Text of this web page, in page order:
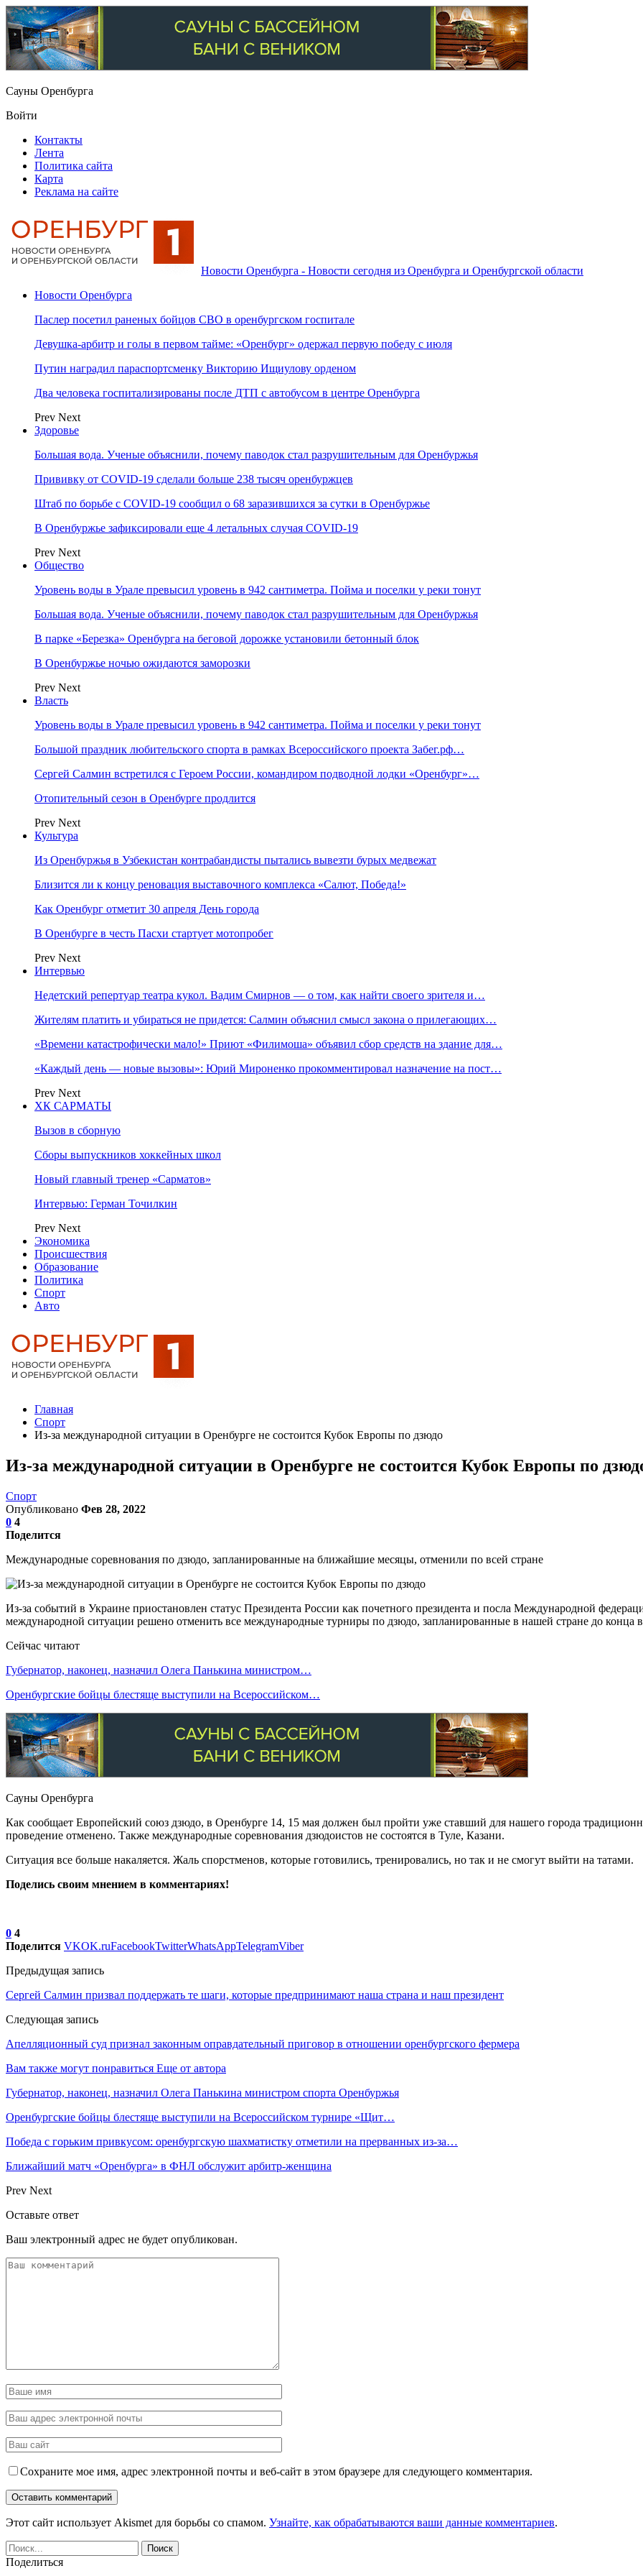
Сауны Оренбурга
Войти
Контакты
Лента
Политика сайта
Карта
Реклама на сайте
Новости Оренбурга - Новости сегодня из Оренбурга и Оренбургской области
Новости Оренбурга
Паслер посетил раненых бойцов СВО в оренбургском госпитале
Девушка-арбитр и голы в первом тайме: «Оренбург» одержал первую победу с июля
Путин наградил параспортсменку Викторию Ищиулову орденом
Два человека госпитализированы после ДТП с автобусом в центре Оренбурга
Prev Next
Здоровье
Большая вода. Ученые объяснили, почему паводок стал разрушительным для Оренбуржья
Прививку от COVID-19 сделали больше 238 тысяч оренбуржцев
Штаб по борьбе с СOVID-19 сообщил о 68 заразившихся за сутки в Оренбуржье
В Оренбуржье зафиксировали еще 4 летальных случая COVID-19
Prev Next
Общество
Уровень воды в Урале превысил уровень в 942 сантиметра. Пойма и поселки у реки тонут
Большая вода. Ученые объяснили, почему паводок стал разрушительным для Оренбуржья
В парке «Березка» Оренбурга на беговой дорожке установили бетонный блок
В Оренбуржье ночью ожидаются заморозки
Prev Next
Власть
Уровень воды в Урале превысил уровень в 942 сантиметра. Пойма и поселки у реки тонут
Большой праздник любительского спорта в рамках Всероссийского проекта Забег.рф…
Сергей Салмин встретился с Героем России, командиром подводной лодки «Оренбург»…
Отопительный сезон в Оренбурге продлится
Prev Next
Культура
Из Оренбуржья в Узбекистан контрабандисты пытались вывезти бурых медвежат
Близится ли к концу реновация выставочного комплекса «Салют, Победа!»
Как Оренбург отметит 30 апреля День города
В Оренбурге в честь Пасхи стартует мотопробег
Prev Next
Интервью
Недетский репертуар театра кукол. Вадим Смирнов — о том, как найти своего зрителя и…
Жителям платить и убираться не придется: Салмин объяснил смысл закона о прилегающих…
«Времени катастрофически мало!» Приют «Филимоша» объявил сбор средств на здание для…
«Каждый день — новые вызовы»: Юрий Мироненко прокомментировал назначение на пост…
Prev Next
ХК САРМАТЫ
Вызов в сборную
Сборы выпускников хоккейных школ
Новый главный тренер «Сарматов»
Интервью: Герман Точилкин
Prev Next
Экономика
Происшествия
Образование
Политика
Спорт
Авто
Главная
Спорт
Из-за международной ситуации в Оренбурге не состоится Кубок Европы по дзюдо
Из-за международной ситуации в Оренбурге не состоится Кубок Европы по
Спорт
Опубликовано Фев 28, 2022
0 4
Поделится
Международные соревнования по дзюдо, запланированные на ближайшие месяцы, отменили по всей стране
Из-за событий в Украине приостановлен статус Президента России как почетного президента и посла Международной
международной ситуации решено отменить все международные турниры по дзюдо, запланированные в нашей стране до конца
Сейчас читают
Губернатор, наконец, назначил Олега Панькина министром…
Оренбургские бойцы блестяще выступили на Всероссийском…
Сауны Оренбурга
Как сообщает Европейский союз дзюдо, в Оренбурге 14, 15 мая должен был пройти уже ставший для нашего города
проведение отменено. Также международные соревнования дзюдоистов не состоятся в Туле, Казани.
Ситуация все больше накаляется. Жаль спорстменов, которые готовились, тренировались, но так и не смогут выйти на татами.
Поделись своим мнением в комментариях!
0 4
Поделится VKOK.ruFacebookTwitterWhatsAppTelegramViber
Предыдущая запись
Сергей Салмин призвал поддержать те шаги, которые предпринимают наша страна и наш президент
Следующая запись
Апелляционный суд признал законным оправдательный приговор в отношении оренбургского фермера
Вам также могут понравиться Еще от автора
Губернатор, наконец, назначил Олега Панькина министром спорта Оренбуржья
Оренбургские бойцы блестяще выступили на Всероссийском турнире «Щит…
Победа с горьким привкусом: оренбургскую шахматистку отметили на прерванных из-за…
Ближайший матч «Оренбурга» в ФНЛ обслужит арбитр-женщина
Prev Next
Оставьте ответ
Ваш электронный адрес не будет опубликован.
Сохраните мое имя, адрес электронной почты и веб-сайт в этом браузере для следующего комментария.
Этот сайт использует Akismet для борьбы со спамом. Узнайте, как обрабатываются ваши данные комментариев.
Поделиться